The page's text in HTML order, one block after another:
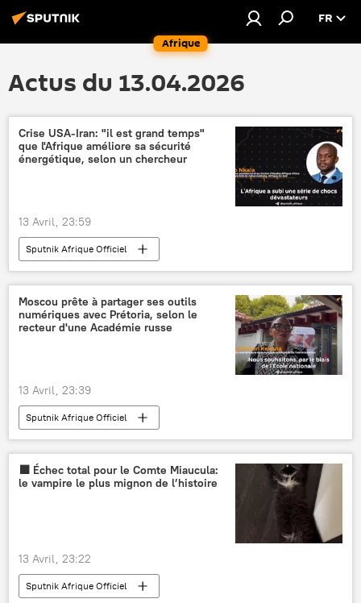
Afrique
FR
Actus du 13.04.2026
Crise USA-Iran: "il est grand temps"
que l'Afrique améliore sa sécurité
énergétique, selon un chercheur
13 Avril, 23:59
Sputnik Afrique Officiel
Moscou prête à partager ses outils
numériques avec Prétoria, selon le
recteur d'une Académie russe
13 Avril, 23:39
Sputnik Afrique Officiel
‍⬛ Échec total pour le Comte Miaucula:
le vampire le plus mignon de l’histoire
13 Avril, 23:22
Sputnik Afrique Officiel